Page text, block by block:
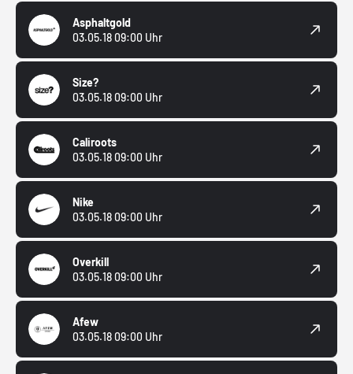
Asphaltgold
03.05.18 09:00 Uhr
Size?
03.05.18 09:00 Uhr
Caliroots
03.05.18 09:00 Uhr
Nike
03.05.18 09:00 Uhr
Overkill
03.05.18 09:00 Uhr
Afew
03.05.18 09:00 Uhr